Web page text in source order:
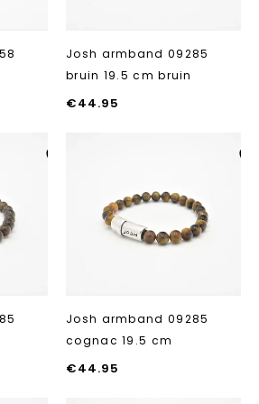
Josh armband 09285
bruin 19.5 cm bruin
€44.95
Josh armband 09285
cognac 19.5 cm
€44.95